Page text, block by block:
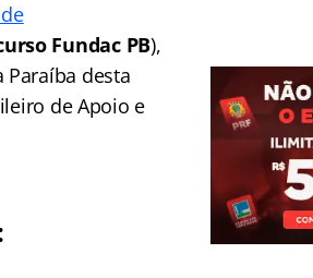
Fundac PB),
desta
de Apoio e